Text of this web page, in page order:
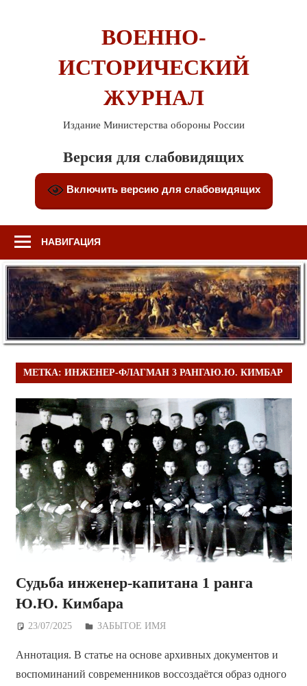
ВОЕННО-
ИСТОРИЧЕСКИЙ
ЖУРНАЛ
Издание Министерства обороны России
Версия для слабовидящих
Включить версию для слабовидящих
НАВИГАЦИЯ
МЕТКА: ИНЖЕНЕР-ФЛАГМАН 3 РАНГАЮ.Ю. КИМБАР
Судьба инженер-капитана 1 ранга
Ю.Ю. Кимбара
23/07/2025 Дежурный по Редакции
ЗАБЫТОЕ ИМЯ
Аннотация. В статье на основе архивных документов и
воспоминаний современников воссоздаётся образ одного